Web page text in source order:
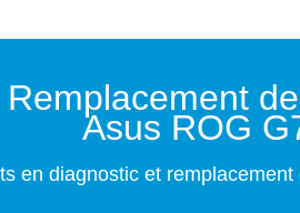
Asus ROG
en diagnostic et